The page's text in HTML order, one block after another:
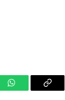
WhatsAppCopy